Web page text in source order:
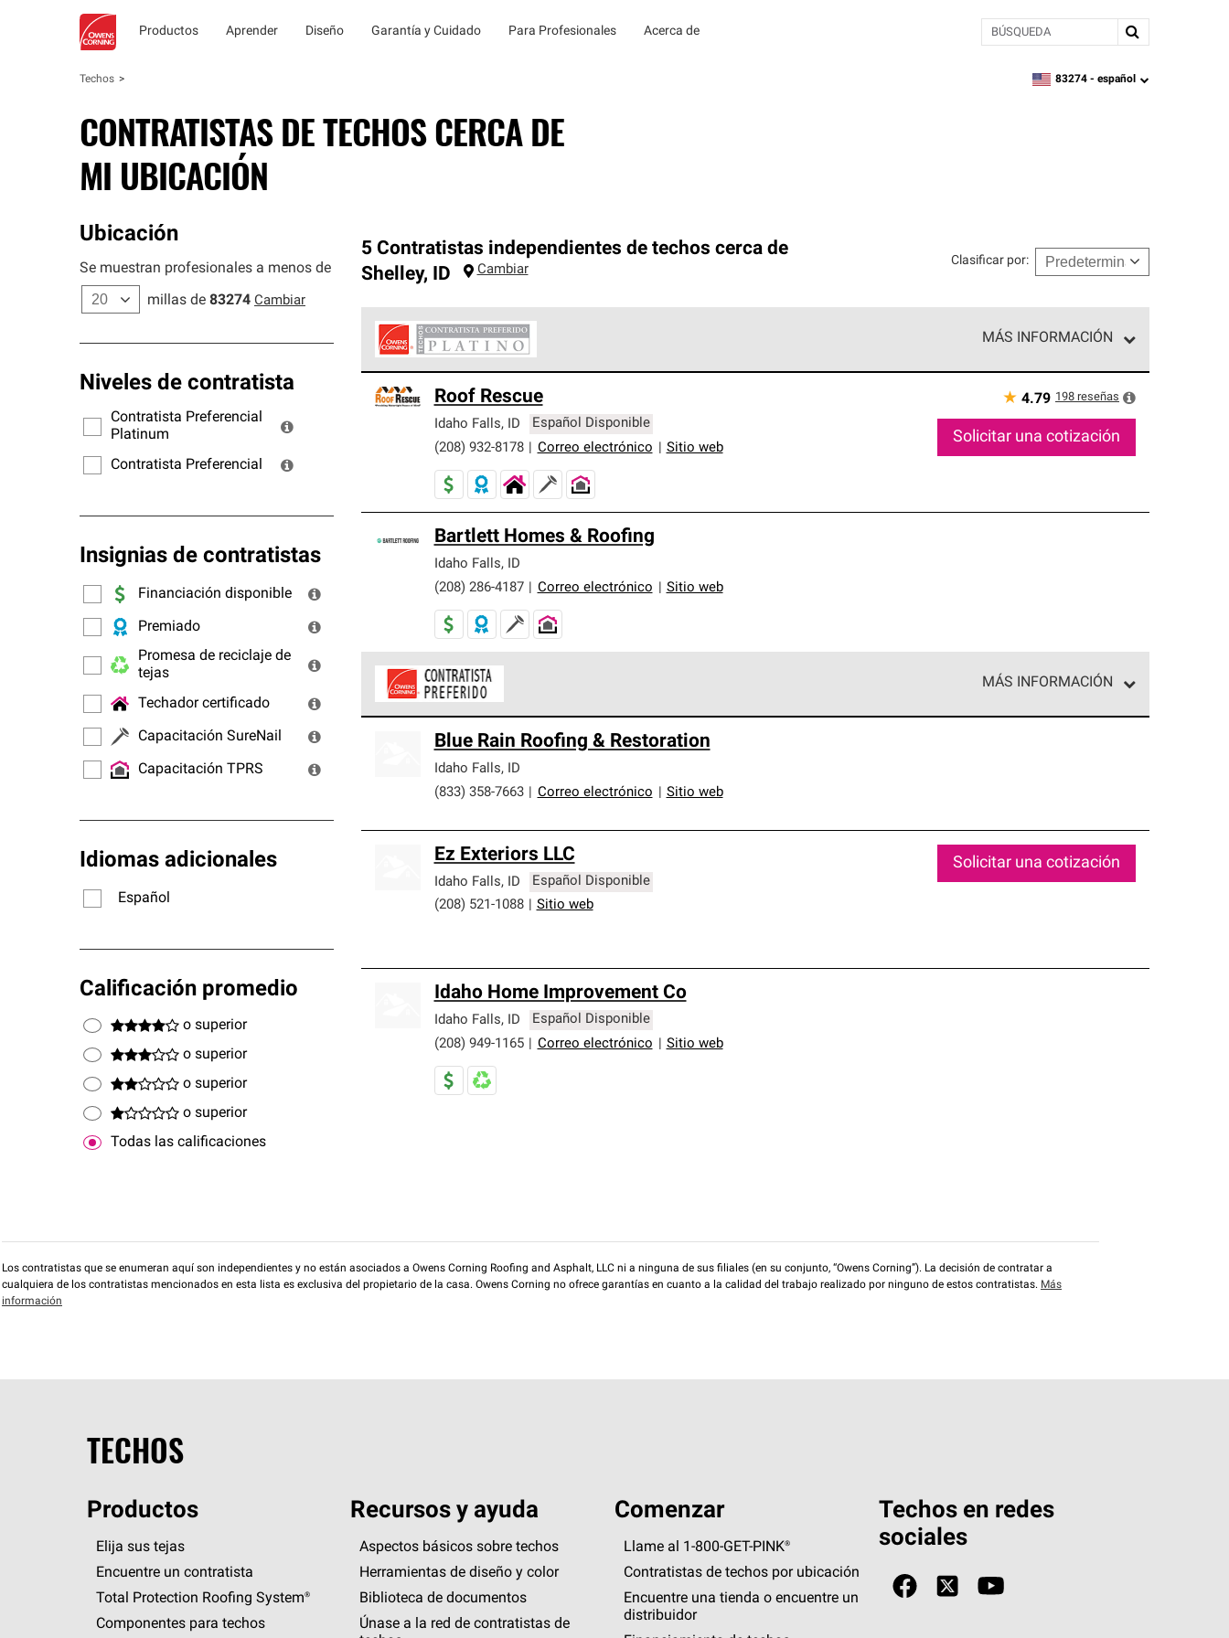
Productos Aprender Diseño Garantía y Cuidado Para Profesionales Acerca de BÚSQUEDA
Techos zipcode, language
83274 - español
CONTRATISTAS DE TECHOS CERCA DE
MI UBICACIÓN
Ubicación
Se muestran profesionales a menos de
millas de 83274 Cambiar
Niveles de contratista
Contratista Preferencial
Platinum
Contratista Preferencial
Insignias de contratistas
Financiación disponible
Premiado
Promesa de reciclaje de
tejas
Techador certificado
Capacitación SureNail
Capacitación TPRS
Idiomas adicionales
Español
Calificación promedio
o superior
o superior
o superior
o superior
Todas las calificaciones
5 Contratistas independientes de techos cerca de
Shelley, ID Cambiar
Clasificar por:
MÁS INFORMACIÓN
cumplen con estándares estrictos de profesionalismo, confiabilidad y destreza incomparable. Solo ellos pueden
ofrecer nuestra mejor garantía de sistemas de techos.
Roof Rescue
Idaho Falls, ID
Español Disponible
(208) 932-8178
Correo electrónico Sitio web
★ 4.79 198 reseñas
Solicitar una cotización
Bartlett Homes & Roofing
Idaho Falls,
ID
(208) 286-4187
Correo electrónico Sitio web
MÁS INFORMACIÓN
cumplen con altos estándares y requisitos estrictos de profesionalismo y confiabilidad.
Blue Rain Roofing & Restoration
Idaho Falls,
ID
(833) 358-7663
Correo electrónico Sitio web
Ez Exteriors LLC
Idaho Falls, ID
Español Disponible
(208) 521-1088
Sitio web
Solicitar una cotización
Idaho Home Improvement Co
Idaho Falls, ID
Español Disponible
(208) 949-1165
Correo electrónico Sitio web
Los contratistas que se enumeran aquí son independientes y no están asociados a Owens Corning Roofing and Asphalt, LLC ni a ninguna de sus filiales (en su conjunto, “Owens Corning”). La decisión de contratar a
cualquiera de los contratistas mencionados en esta lista es exclusiva del propietario de la casa. Owens Corning no ofrece garantías en cuanto a la calidad del trabajo realizado por ninguno de estos contratistas. Más
información
TECHOS
Productos
Elija sus tejas
Encuentre un contratista
Total Protection Roofing System®
Componentes para techos
Recursos y ayuda
Aspectos básicos sobre techos
Herramientas de diseño y color
Biblioteca de documentos
Únase a la red de contratistas de
Comenzar
Llame al 1-800-GET -PINK®
Contratistas de techos por ubicación
Encuentre una tienda o encuentre un
distribuidor
Techos en redes
sociales